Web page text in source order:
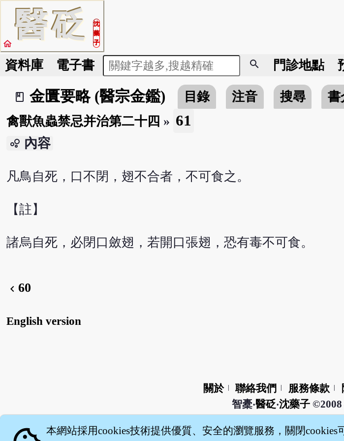
醫砭
沈
藥
子
home
資料庫 電子書 search 門診地點
book_2
金匱要略 (醫宗金鑑) 目錄 注音 搜尋
書
禽獸魚蟲禁忌并治第二十四 » 61
bubble_chart 內容
凡鳥自死，口不閉，翅不合者，不可食之。
【註】
諸烏自死，必閉口斂翅，若開口張翅，恐有毒不可食。
chevron_left 60
English version
關於 聯絡我們 服務條款
智橐‧醫砭‧沈藥子©2008
本網站採用cookies技術提供優質、安全的瀏覽服務，關閉cookies